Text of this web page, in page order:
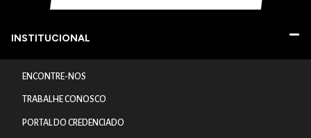
INSTITUCIONAL
ENCONTRE-NOS
TRABALHE CONOSCO
PORTAL DO CREDENCIADO